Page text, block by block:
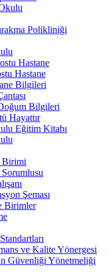
Polikliniği
Hastane
Hastane
Bilgileri
Bilgileri
Hayattır
Eğitim Kitabı
Birimi
Şeması
Birimler
ve Kalite Yönergesi
Güvenliği Yönetmeliği